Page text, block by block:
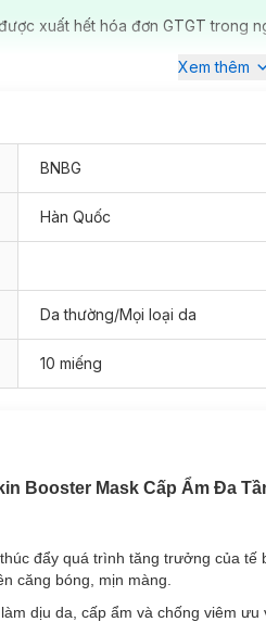
Hydrating Skin Booster
da khô, thiếu nước, thiếu ẩm hay
Hydrating Skin Booster
xuất hết hóa đơn GTGT trong
Xem thêm
BNBG
Hàn Quốc
Da thường/Mọi loại da
10 miếng
Booster Mask Cấp Ẩm Đa
thúc đẩy quá trình tăng trưởng của tế
căng bóng, mịn màng.
dịu da, cấp ẩm và chống viêm ưu